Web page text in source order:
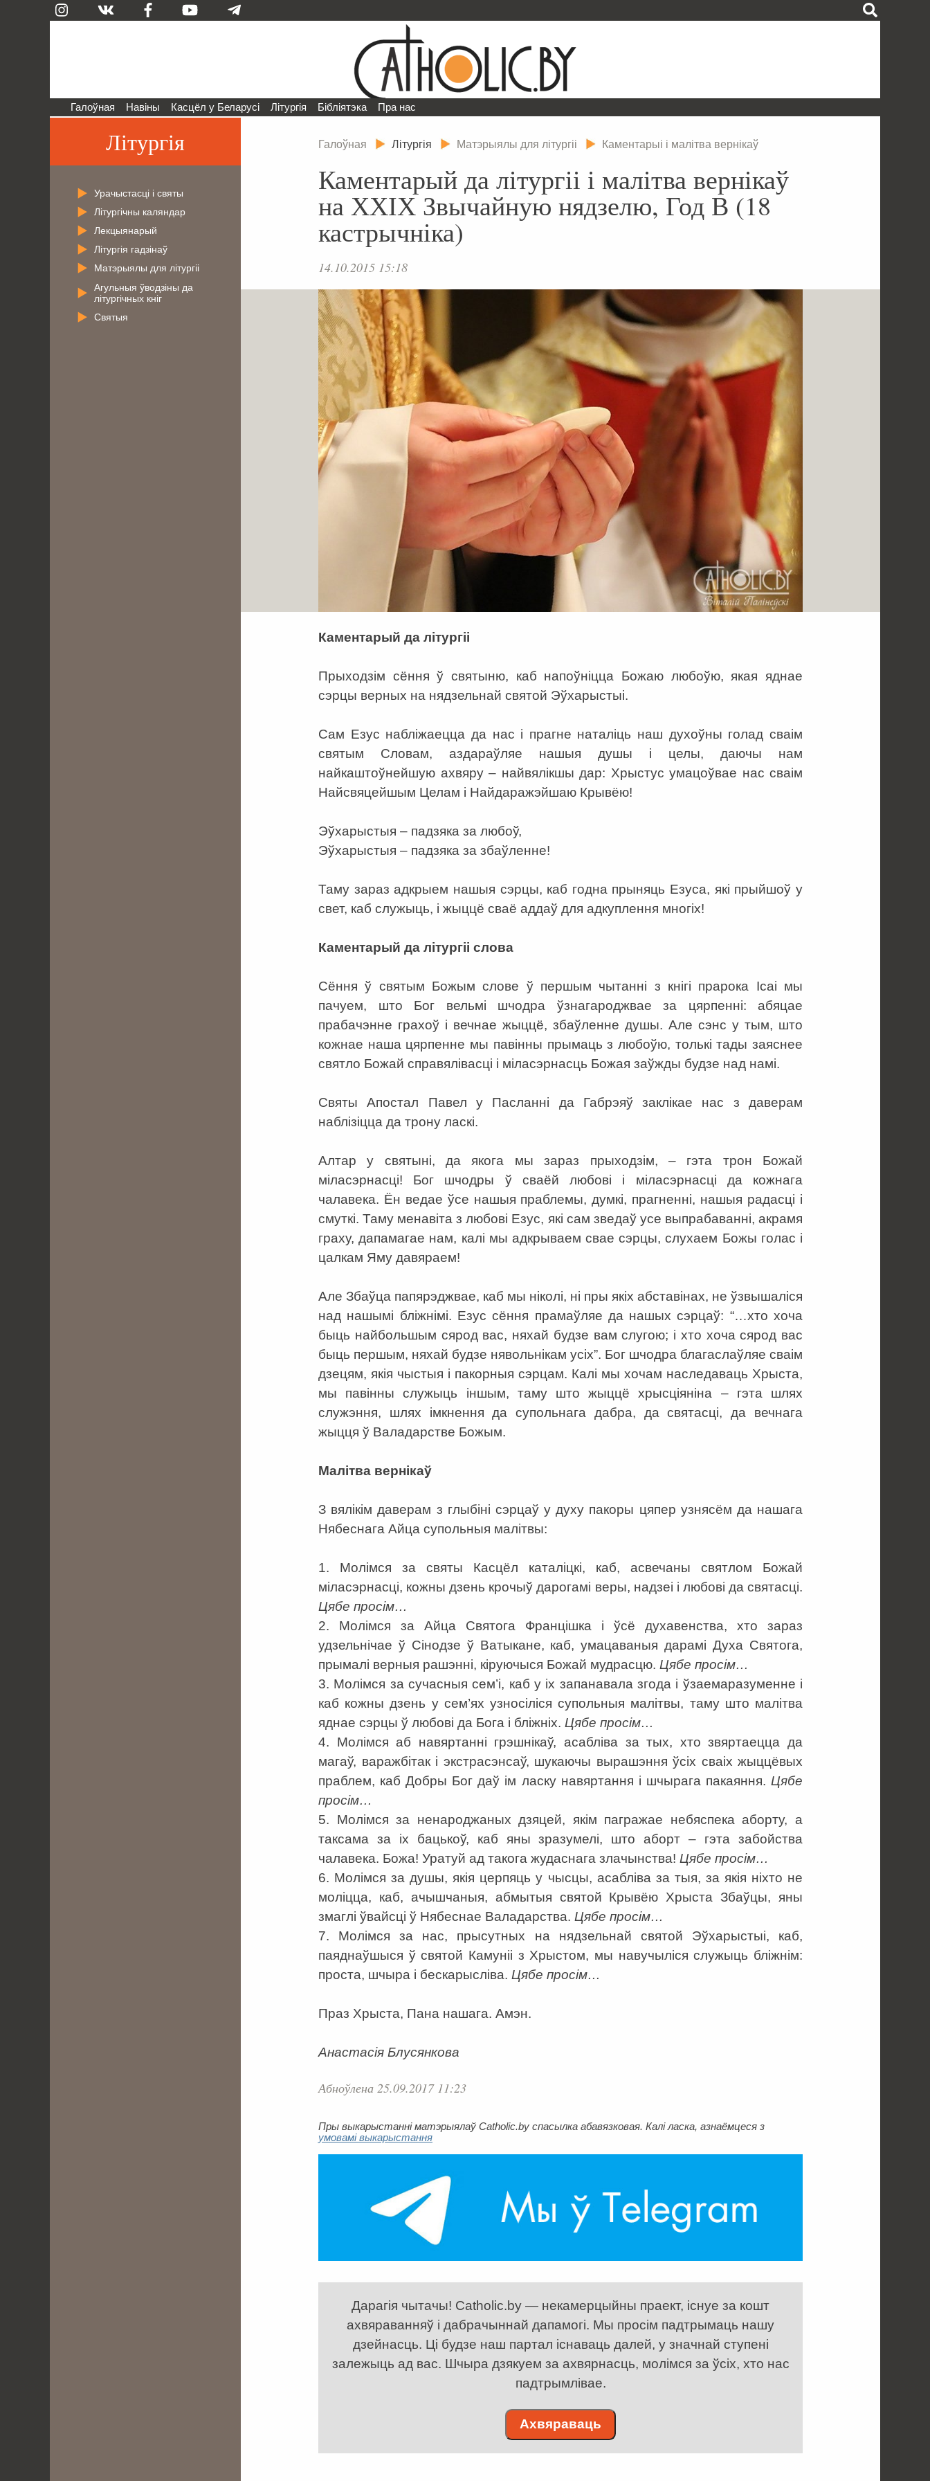
Галоўная Навіны Касцёл у Беларусі Літургія Бібліятэка Пра нас
Галоўная Літургія Матэрыялы для літургіі Каментарыі і малітва вернікаў
Каментарый да літургіі і малітва вернікаў
на ХХІХ Звычайную нядзелю, Год В (18
кастрычніка)
14.10.2015 15:18
Каментарый да літургіі
Прыходзім сёння ў святыню, каб напоўніцца Божаю любоўю, якая яднае
сэрцы верных на нядзельнай святой Эўхарыстыі.
Сам Езус набліжаецца да нас і прагне наталіць наш духоўны голад сваім
святым Словам, аздараўляе нашыя душы і целы, даючы нам
найкаштоўнейшую ахвяру – найвялікшы дар: Хрыстус умацоўвае нас сваім
Найсвяцейшым Целам і Найдаражэйшаю Крывёю!
Эўхарыстыя – падзяка за любоў,
Эўхарыстыя – падзяка за збаўленне!
Таму зараз адкрыем нашыя сэрцы, каб годна прыняць Езуса, які прыйшоў у
свет, каб служыць, і жыццё сваё аддаў для адкуплення многіх!
Каментарый да літургіі слова
Сёння ў святым Божым слове ў першым чытанні з кнігі прарока Ісаі мы
пачуем, што Бог вельмі шчодра ўзнагароджвае за цярпенні: абяцае
прабачэнне грахоў і вечнае жыццё, збаўленне душы. Але сэнс у тым, што
кожнае наша цярпенне мы павінны прымаць з любоўю, толькі тады заяснее
святло Божай справялівасці і міласэрнасць Божая заўжды будзе над намі.
Святы Апостал Павел у Пасланні да Габрэяў заклікае нас з даверам
наблізіцца да трону ласкі.
Алтар у святыні, да якога мы зараз прыходзім, – гэта трон Божай
міласэрнасці! Бог шчодры ў сваёй любові і міласэрнасці да кожнага
чалавека. Ён ведае ўсе нашыя праблемы, думкі, прагненні, нашыя радасці і
смуткі. Таму менавіта з любові Езус, які сам зведаў усе выпрабаванні, акрамя
граху, дапамагае нам, калі мы адкрываем свае сэрцы, слухаем Божы голас і
цалкам Яму давяраем!
Але Збаўца папярэджвае, каб мы ніколі, ні пры якіх абставінах, не ўзвышаліся
над нашымі бліжнімі. Езус сёння прамаўляе да нашых сэрцаў: “…хто хоча
быць найбольшым сярод вас, няхай будзе вам слугою; і хто хоча сярод вас
быць першым, няхай будзе нявольнікам усіх”. Бог шчодра благаслаўляе сваім
дзецям, якія чыстыя і пакорныя сэрцам. Калі мы хочам наследаваць Хрыста,
мы павінны служыць іншым, таму што жыццё хрысціяніна – гэта шлях
служэння, шлях імкнення да супольнага дабра, да святасці, да вечнага
жыцця ў Валадарстве Божым.
Малітва вернікаў
З вялікім даверам з глыбіні сэрцаў у духу пакоры цяпер узнясём да нашага
Нябеснага Айца супольныя малітвы:
1. Молімся за святы Касцёл каталіцкі, каб, асвечаны святлом Божай
міласэрнасці, кожны дзень крочыў дарогамі веры, надзеі і любові да святасці.
Цябе просім…
2. Молімся за Айца Святога Францішка і ўсё духавенства, хто зараз
удзельнічае ў Сінодзе ў Ватыкане, каб, умацаваныя дарамі Духа Святога,
прымалі верныя рашэнні, кіруючыся Божай мудрасцю. Цябе просім…
3. Молімся за сучасныя сем’і, каб у іх запанавала згода і ўзаемаразуменне і
каб кожны дзень у сем’ях узносіліся супольныя малітвы, таму што малітва
яднае сэрцы ў любові да Бога і бліжніх. Цябе просім…
4. Молімся аб навяртанні грэшнікаў, асабліва за тых, хто звяртаецца да
магаў, варажбітак і экстрасэнсаў, шукаючы вырашэння ўсіх сваіх жыццёвых
праблем, каб Добры Бог даў ім ласку навяртання і шчырага пакаяння. Цябе
просім…
5. Молімся за ненароджаных дзяцей, якім пагражае небяспека аборту, а
таксама за іх бацькоў, каб яны зразумелі, што аборт – гэта забойства
чалавека. Божа! Уратуй ад такога жудаснага злачынства! Цябе просім…
6. Молімся за душы, якія церпяць у чысцы, асабліва за тыя, за якія ніхто не
моліцца, каб, ачышчаныя, абмытыя святой Крывёю Хрыста Збаўцы, яны
змаглі ўвайсці ў Нябеснае Валадарства. Цябе просім…
7. Молімся за нас, прысутных на нядзельнай святой Эўхарыстыі, каб,
паяднаўшыся ў святой Камуніі з Хрыстом, мы навучыліся служыць бліжнім:
проста, шчыра і бескарысліва. Цябе просім…
Праз Хрыста, Пана нашага. Амэн.
Анастасія Блусянкова
Абноўлена 25.09.2017 11:23
Пры выкарыстанні матэрыялаў Catholic.by спасылка абавязковая. Калі ласка, азнаёмцеся з
умовамі выкарыстання
Дарагія чытачы! Catholic.by — некамерцыйны праект, існуе за кошт
ахвяраванняў і дабрачыннай дапамогі. Мы просім падтрымаць нашу
дзейнасць. Ці будзе наш партал існаваць далей, у значнай ступені
залежыць ад вас. Шчыра дзякуем за ахвярнасць, молімся за ўсіх, хто нас
падтрымлівае.
Ахвяраваць
Літургія
Урачыстасці і святы
Літургічны каляндар
Лекцыянарый
Літургія гадзінаў
Матэрыялы для літургіі
Агульныя ўводзіны да
літургічных кніг
Святыя